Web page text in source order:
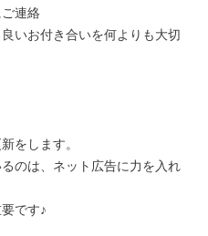
連絡
いお付き合いを何よりも大切
をします。
のは、ネット広告に力を入れ
です♪